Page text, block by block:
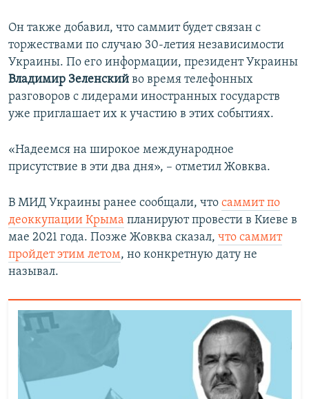
Он также добавил, что саммит будет связан с
торжествами по случаю 30-летия независимости
Украины. По его информации, президент Украины
Владимир Зеленский во время телефонных
разговоров с лидерами иностранных государств
уже приглашает их к участию в этих событиях.
«Надеемся на широкое международное
присутствие в эти два дня», – отметил Жовква.
В МИД Украины ранее сообщали, что саммит по
деоккупации Крыма планируют провести в Киеве в
мае 2021 года. Позже Жовква сказал, что саммит
пройдет этим летом, но конкретную дату не
называл.